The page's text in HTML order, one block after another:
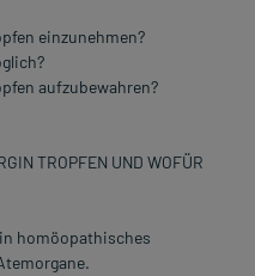
einzunehmen?
aufzubewahren?
TROPFEN UND WOFÜR
homöopathisches